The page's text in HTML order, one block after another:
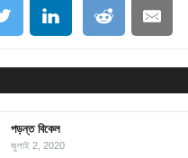
পড়ন্ত বিকেল
জুলাই 2, 2020